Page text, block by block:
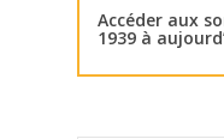
Accéder aux
1939 à